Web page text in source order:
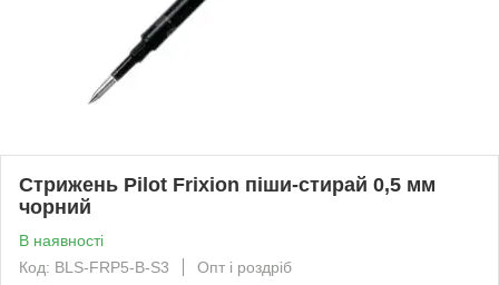
Стрижень Pilot Frixion піши-стирай 0,5 мм
чорний
В наявності
Код: BLS-FRP5-B-S3
Опт і роздріб